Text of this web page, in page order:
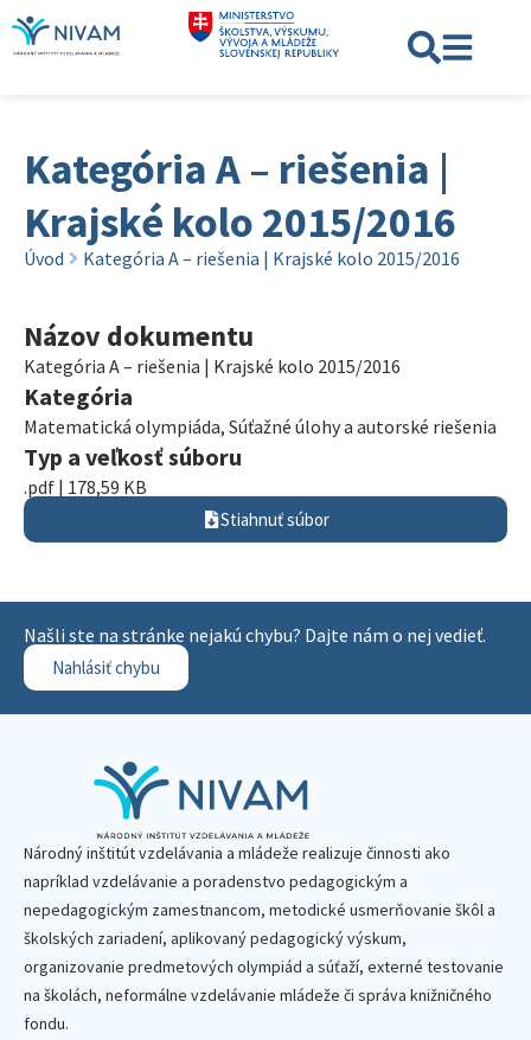
Kategória A – riešenia |
Krajské kolo 2015/2016
Úvod Kategória A – riešenia | Krajské kolo 2015/2016
Názov dokumentu
Kategória A – riešenia | Krajské kolo 2015/2016
Kategória
Matematická olympiáda, Súťažné úlohy a autorské riešenia
Typ a veľkosť súboru
.pdf | 178,59 KB
Stiahnuť súbor
Našli ste na stránke nejakú chybu? Dajte nám o nej vedieť.
Nahlásiť chybu
Národný inštitút vzdelávania a mládeže realizuje činnosti ako
napríklad vzdelávanie a poradenstvo pedagogickým a
nepedagogickým zamestnancom, metodické usmerňovanie škôl a
školských zariadení, aplikovaný pedagogický výskum,
organizovanie predmetových olympiád a súťaží, externé testovanie
na školách, neformálne vzdelávanie mládeže či správa knižničného
fondu.